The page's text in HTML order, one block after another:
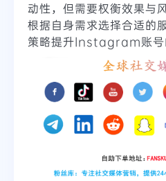
动性，但需要权衡效果与
根据自身需求选择合适的
策略提升Instagram账号